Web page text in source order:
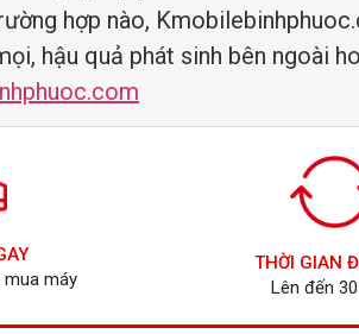
hợp nào,
hậu quả phát sinh bên ngoài
mua máy
THỜI GIAN
Lên đến